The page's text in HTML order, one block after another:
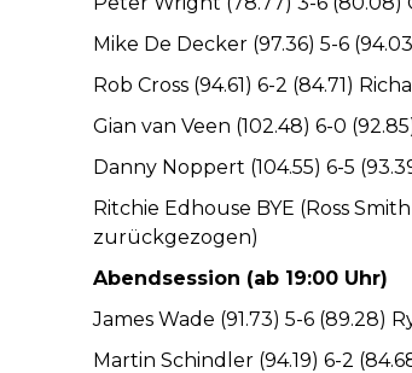
Mike De Decker (97.36) 5-6
Rob Cross (94.61) 6-2 (84.71)
Gian van Veen (102.48) 6-0
Danny Noppert (104.55) 6-5
Ritchie Edhouse BYE (Ross
zurückgezogen)
Abendsession (ab 19:00 Uhr)
James Wade (91.73) 5-6 (89.28)
Martin Schindler (94.19) 6-2